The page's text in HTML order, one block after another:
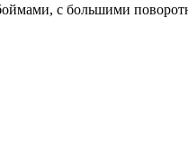
с большими